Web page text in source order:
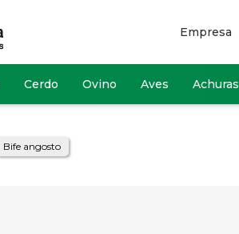
Cerdo Ovino Aves Achuras
Empresa
Bife angosto